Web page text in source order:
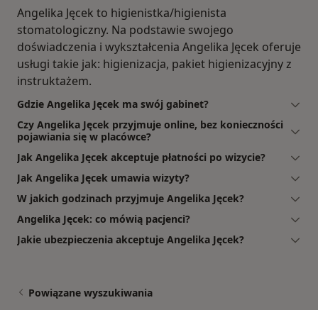
Angelika Jęcek to higienistka/higienista
stomatologiczny. Na podstawie swojego
doświadczenia i wykształcenia Angelika Jęcek oferuje
usługi takie jak: higienizacja, pakiet higienizacyjny z
instruktażem.
Gdzie Angelika Jęcek ma swój gabinet?
Czy Angelika Jęcek przyjmuje online, bez konieczności
pojawiania się w placówce?
Jak Angelika Jęcek akceptuje płatności po wizycie?
Jak Angelika Jęcek umawia wizyty?
W jakich godzinach przyjmuje Angelika Jęcek?
Angelika Jęcek: co mówią pacjenci?
Jakie ubezpieczenia akceptuje Angelika Jęcek?
Powiązane wyszukiwania